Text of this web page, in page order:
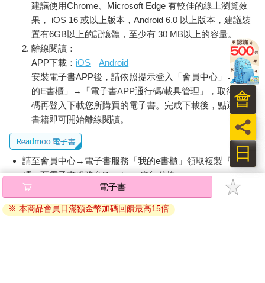
「百神受恩」則是把其他頭部沒有被點到名的身神都歸屬進來，
主打的就是一個雖然不重要，但也沒漏掉哦。
‧畢，咽液三過‧
一邊梳頭髮、一邊念咒語。念完之後我們吞嚥口水三次。
如果是平常有靜坐習慣，或者有練習過正念的各位，在放鬆的專
注狀態（是的，放鬆跟專注並不互斥）下，舌根應該會很容易泌
出唾液，這在道門宇宙中可是寶貝喔。而在頭髮咒的環節中，我
們輕輕把這段時間分泌的唾液分成三部分嚥下。
‧能常行之，髮不落而日生，當數易櫛‧
可以常常行持這個法門的話，古書原文中怎麼說的？能夠減少掉
髮量，並且越長越多喔。那麼在梳頭的時候可以多準備幾把梳子
作為替換，為什麼要替換呢？我曾在某本註釋中看過，理由是為
了不要讓梳子梳到發熱。雖然不知道是古人手勁比較猛，還是以
建議使用Chrome、Microsoft Edge 有較佳的線上瀏覽效
果， iOS 16 或以上版本，Android 6.0 以上版本，建議裝
置有6GB以上的記憶體，至少有 30 MB以上的容量。
離線閱讀：
APP下載： iOS
Android
安裝電子書APP後，請依照提示登入「會員中心」→「我
的E書櫃」→「電子書APP通行碼/載具管理」，取得通行
碼再登入下載您所購買的電子書。完成下載後，點選任一
書籍即可開始離線閱讀。
請至會員中心→電子書服務「我的e書櫃」領取複製『兌換
碼』至電子書服務商Readmoo進行兌換。
退換貨須知：
因版權保護，您在金石堂所購買的電子書僅能以金石堂專屬
電子書
※ 本商品會員日滿額金幣加碼回饋最高15倍
日
員
會